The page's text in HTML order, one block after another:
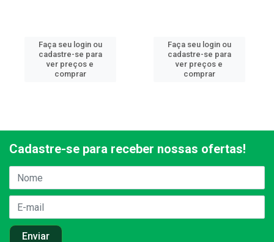
Faça seu login ou
cadastre-se para
ver preços e
comprar
Faça seu login ou
cadastre-se para
ver preços e
comprar
Cadastre-se para receber nossas ofertas!